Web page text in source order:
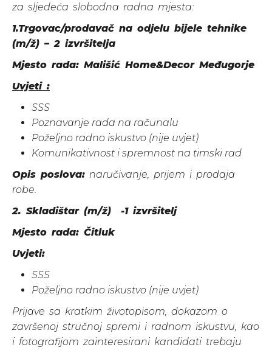
za sljedeća slobodna radna mjesta:
1.Trgovac/prodavač na odjelu bijele tehnike
(m/ž) – 2 izvršitelja
Mjesto rada: Mališić Home&Decor Međugorje
Uvjeti :
SSS
Poznavanje rada na računalu
Poželjno radno iskustvo (nije uvjet)
Komunikativnost i spremnost na timski rad
Opis poslova: naručivanje, prijem i prodaja
robe.
2. Skladištar (m/ž) -1 izvršitelj
Mjesto rada: Čitluk
Uvjeti:
SSS
Poželjno radno iskustvo (nije uvjet)
Prijave sa kratkim životopisom, dokazom o
završenoj stručnoj spremi i radnom iskustvu, kao
i fotografijom zainteresirani kandidati trebaju